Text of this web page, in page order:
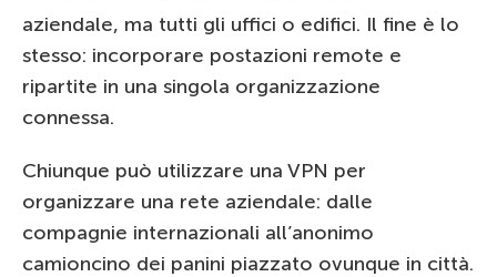
aziendale, ma tutti gli uffici o edifici. Il fine è lo
stesso: incorporare postazioni remote e
ripartite in una singola organizzazione
connessa.
Chiunque può utilizzare una VPN per
organizzare una rete aziendale: dalle
compagnie internazionali all’anonimo
camioncino dei panini piazzato ovunque in città.